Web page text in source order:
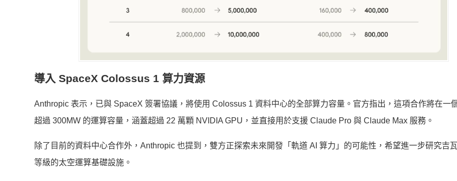
導入 SpaceX Colossus 1 算力資源
Anthropic 表示，已與 SpaceX 簽署協議，將使用 Colossus 1 資料中心的全部算力容量。官方指出，這項合作將在一
超過 300MW 的運算容量，涵蓋超過 22 萬顆 NVIDIA GPU，並直接用於支援 Claude Pro 與 Claude Max 服務。
除了目前的資料中心合作外，Anthropic 也提到，雙方正探索未來開發「軌道 AI 算力」的可能性，希望進一步研究吉瓦
等級的太空運算基礎設施。